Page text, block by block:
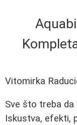
Vitomirka
Sve što treba da
Iskustva, efekti,